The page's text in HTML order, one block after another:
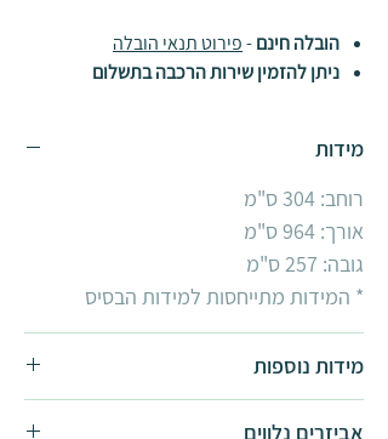
הובלה חינם-פירוט תנאי הובלה
ניתן להזמין שירות הרכבה בתשלום
מידות
רוחב: 304 ס"מ
אורך: 964 ס"מ
גובה: 257 ס"מ
* המידות מתייחסות למידות הבסיס
מידות נוספות
אביזרים נלווים